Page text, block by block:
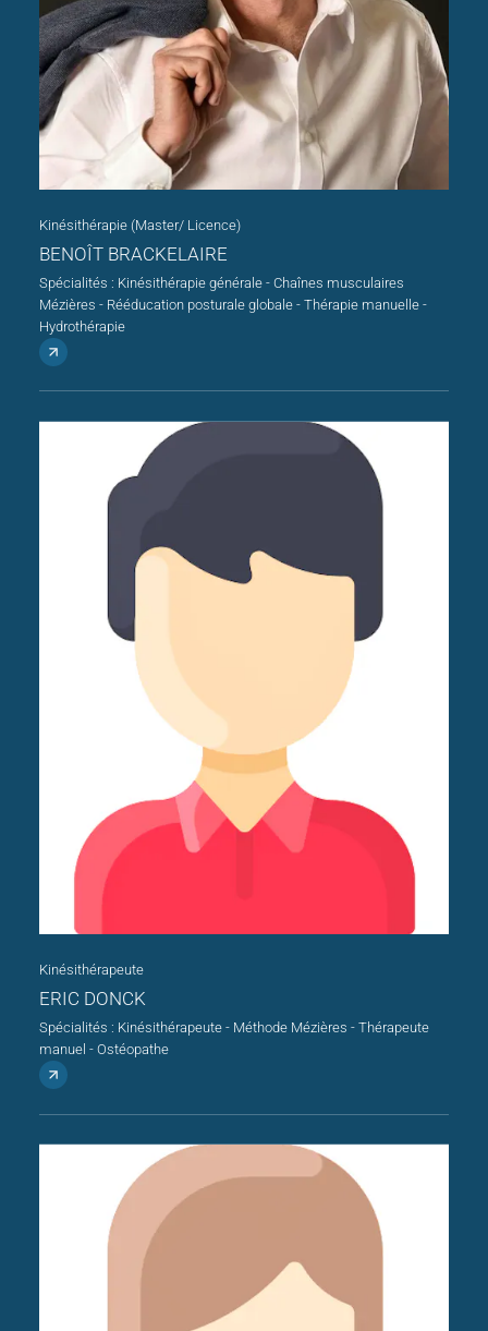
Kinésithérapie (Master/ Licence)
BENOÎT BRACKELAIRE
Spécialités : Kinésithérapie générale - Chaînes musculaires
Mézières - Rééducation posturale globale - Thérapie manuelle -
Hydrothérapie
Kinésithérapeute
ERIC DONCK
Spécialités : Kinésithérapeute - Méthode Mézières - Thérapeute
manuel - Ostéopathe